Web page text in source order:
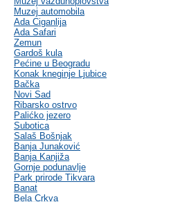
Muzej automobila
Ada Ciganlija
Ada Safari
Zemun
Gardoš kula
Pećine u Beogradu
Konak kneginje Ljubice
Bačka
Novi Sad
Ribarsko ostrvo
Palićko jezero
Subotica
Salaš Bošnjak
Banja Junaković
Banja Kanjiža
Gornje podunavlje
Park prirode Tikvara
Banat
Bela Crkva